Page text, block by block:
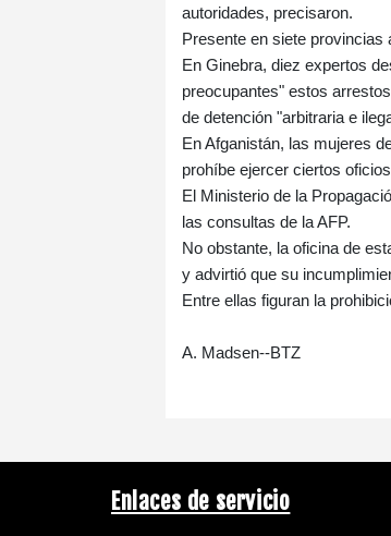
autoridades, precisaron.
Presente en siete provincias
En Ginebra, diez expertos
preocupantes" estos
de detención "arbitraria e
En Afganistán, las mujeres
prohíbe ejercer ciertos
El Ministerio de la
las consultas de la AFP.
No obstante, la oficina de
y advirtió que su
Entre ellas figuran la
A. Madsen--BTZ
Enlaces de servicio